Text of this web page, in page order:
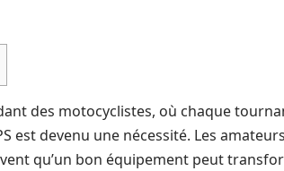
des motocyclistes, où chaque
est devenu une nécessité. Les
qu’un bon équipement peut